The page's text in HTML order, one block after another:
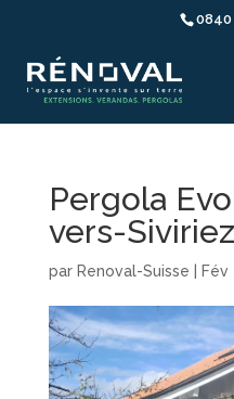
0840
Pergola
vers-Siviriez
par Renoval-Suisse Fév